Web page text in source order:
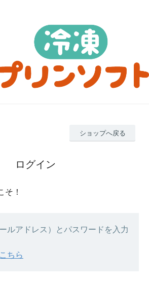
ショップへ戻る
ログイン
そ！
ルアドレス）とパスワードを入力
ちら